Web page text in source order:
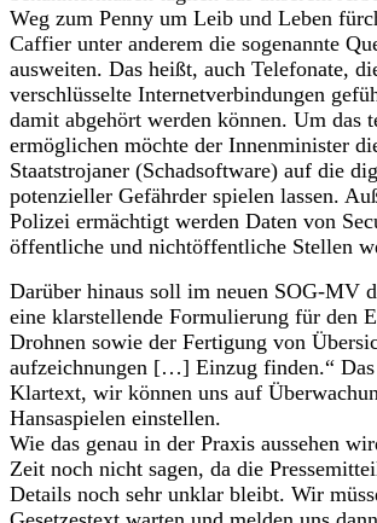
Weg zum Penny um Leib und Leben
Caffier unter anderem die sogenannte
ausweiten. Das heißt, auch Telefonate,
verschlüsselte Internetverbindungen
damit abgehört werden können. Um das
ermöglichen möchte der Innenminister
Staatstrojaner (Schadsoftware) auf die
potenzieller Gefährder spielen lassen.
Polizei ermächtigt werden Daten von
öffentliche und nichtöffentliche Stellen
Darüber hinaus soll im neuen SOG-MV
eine klarstellende Formulierung für den
Drohnen sowie der Fertigung von
aufzeichnungen […] Einzug finden.“
Klartext, wir können uns auf
Hansaspielen einstellen.
Wie das genau in der Praxis aussehen
Zeit noch nicht sagen, da die
Details noch sehr unklar bleibt. Wir